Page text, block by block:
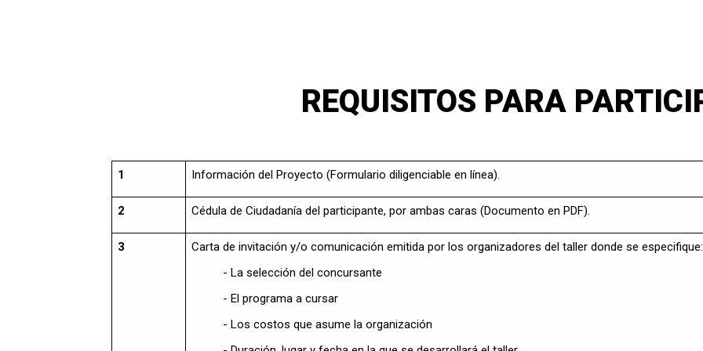
REQUISITOS PARA
1 Información del Proyecto (Formulario diligenciable en línea).
2 Cédula de Ciudadanía del participante, por ambas caras (Documento en PDF).
3
Carta de invitación y/o comunicación emitida por los organizadores del taller donde se especifique:
- La selección del concursante
- El programa a cursar
- Los costos que asume la organización